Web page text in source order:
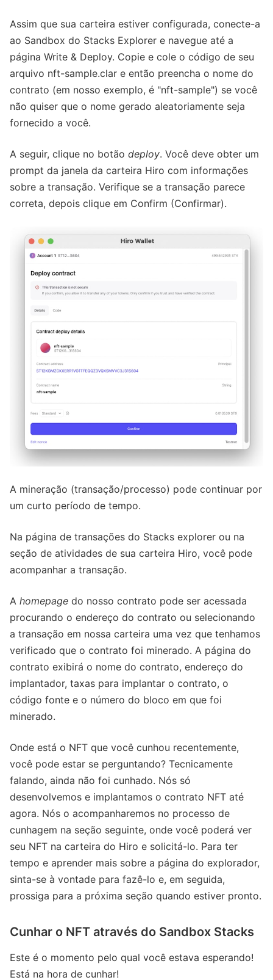
Assim que sua carteira estiver configurada, conecte-a
ao Sandbox do Stacks Explorer e navegue até a
página Write & Deploy. Copie e cole o código de seu
arquivo nft-sample.clar e então preencha o nome do
contrato (em nosso exemplo, é "nft-sample") se você
não quiser que o nome gerado aleatoriamente seja
fornecido a você.
A seguir, clique no botão deploy. Você deve obter um
prompt da janela da carteira Hiro com informações
sobre a transação. Verifique se a transação parece
correta, depois clique em Confirm (Confirmar).
A mineração (transação/processo) pode continuar por
um curto período de tempo.
Na página de transações do Stacks explorer ou na
seção de atividades de sua carteira Hiro, você pode
acompanhar a transação.
A homepage do nosso contrato pode ser acessada
procurando o endereço do contrato ou selecionando
a transação em nossa carteira uma vez que tenhamos
verificado que o contrato foi minerado. A página do
contrato exibirá o nome do contrato, endereço do
implantador, taxas para implantar o contrato, o
código fonte e o número do bloco em que foi
minerado.
Onde está o NFT que você cunhou recentemente,
você pode estar se perguntando? Tecnicamente
falando, ainda não foi cunhado. Nós só
desenvolvemos e implantamos o contrato NFT até
agora. Nós o acompanharemos no processo de
cunhagem na seção seguinte, onde você poderá ver
seu NFT na carteira do Hiro e solicitá-lo. Para ter
tempo e aprender mais sobre a página do explorador,
sinta-se à vontade para fazê-lo e, em seguida,
prossiga para a próxima seção quando estiver pronto.
Cunhar o NFT através do Sandbox Stacks
Este é o momento pelo qual você estava esperando!
Está na hora de cunhar!